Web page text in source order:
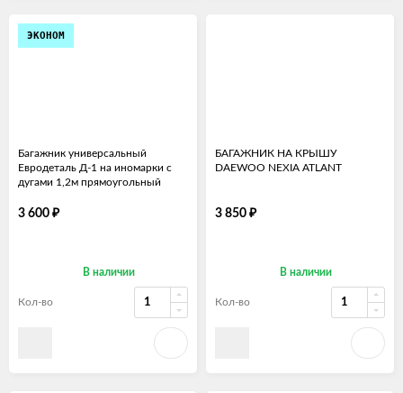
ЭКОНОМ
Багажник универсальный
Евродеталь Д-1 на иномарки с
дугами 1,2м прямоугольный
3 600 ₽
В наличии
Кол-во
БАГАЖНИК НА КРЫШУ
DAEWOO NEXIA ATLANT
3 850 ₽
В наличии
Кол-во